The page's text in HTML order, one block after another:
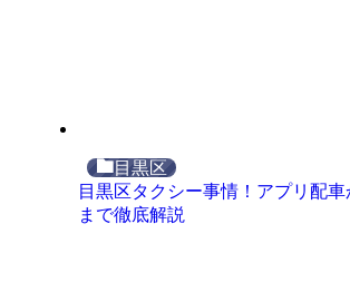
目黒区
目黒区タクシー事情！アプリ配
まで徹底解説